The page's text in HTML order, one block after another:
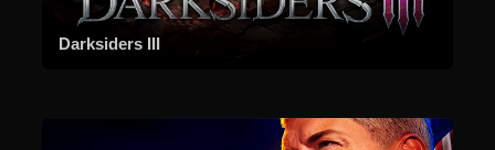
Darksiders III